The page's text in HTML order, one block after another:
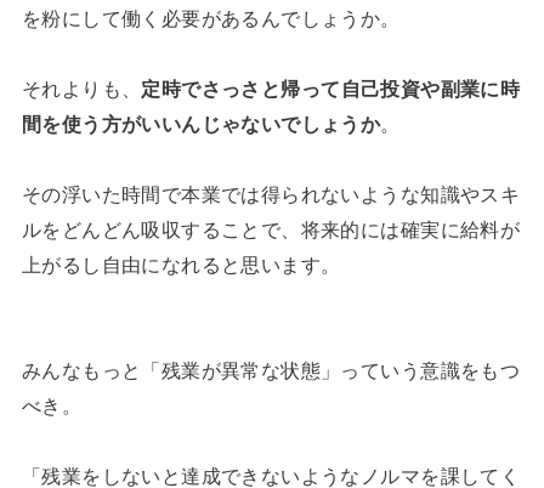
を粉にして働く必要があるんでしょうか。
それよりも、 定時でさっさと帰って自己投資や副業に時
間を使う方がいいんじゃないでしょうか。
その浮いた時間で本業では得られないような知識やスキ
ルをどんどん吸収することで、将来的には確実に給料が
上がるし自由になれると思います。
みんなもっと「残業が異常な状態」っていう意識をもつ
べき。
「残業をしないと達成できないようなノルマを課してく